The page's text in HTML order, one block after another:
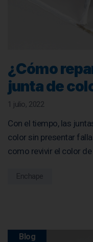
¿Cómo
junta de
1 julio, 2022
Con el tiempo, las
color sin presentar
como revivir el color de
Enchape
Blog